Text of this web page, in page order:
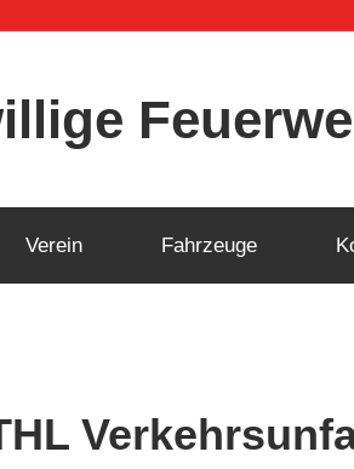
Verein Fahrzeuge